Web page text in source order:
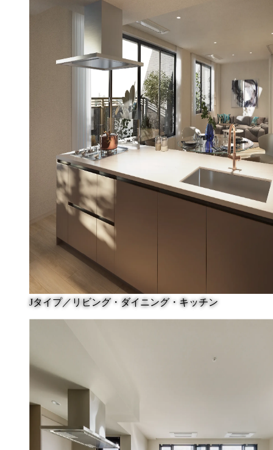
Jタイプ／リビング・ダイニング・キッチン